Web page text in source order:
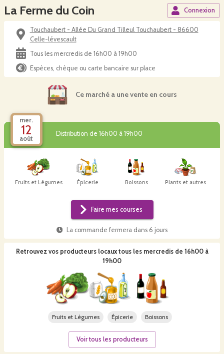
La Ferme du Coin Connexion
Touchaubert - Allée Du Grand Tilleul Touchaubert - 86600
Celle-lévescault
Tous les mercredis de 16h00 à 19h00
Espèces, chèque ou carte bancaire sur place
Ce marché a une vente en cours
mer.
12
août
Distribution de 16h00 à 19h00
Fruits et Légumes Épicerie Boissons Plants et autres
Faire mes courses
La commande fermera dans 6 jours
Retrouvez vos producteurs locaux tous les mercredis de 16h00 à
19h00
Fruits et Légumes Épicerie Boissons
Voir tous les producteurs